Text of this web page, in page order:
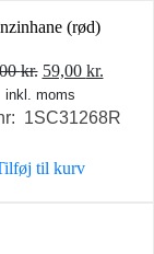
(rød)
kr. Den
oprindelige
pris
69,00 kr..
59,00 kr.
pris
inkl. moms
1SC31268R
til kurv